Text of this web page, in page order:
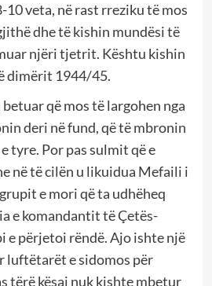
10 veta, në rast rreziku të mos
dhe të kishin mundësi të
njëri tjetrit. Kështu kishin
dimërit 1944/45.
që mos të largohen nga
deri në fund, që të mbronin
tyre. Por pas sulmit që e
në të cilën u likuidua Mefaili i
e mori që ta udhëheq
e komandantit të Çetës-
e përjetoi rëndë. Ajo ishte një
luftëtarët e sidomos për
tërë kësaj nuk kishte mbetur